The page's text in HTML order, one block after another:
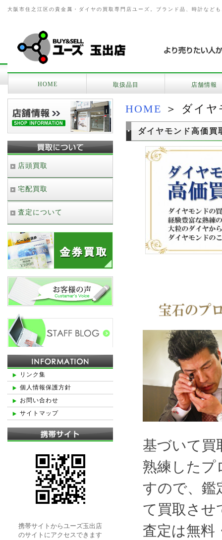
大阪市住之江区の貴金属・ダイヤの買取専門店ユーズ。ブランド品、時計など
HOME 取扱品目 店舗情報
HOME ＞ ダイ
ダイヤモンド高価買
基づいて買
熟練したプ
すので、鑑
て買取させ
査定は無料
店頭買取
宅配買取
査定について
リンク集
個人情報保護方針
お問い合わせ
サイトマップ
携帯サイトからユーズ玉出店
のサイトにアクセスできます